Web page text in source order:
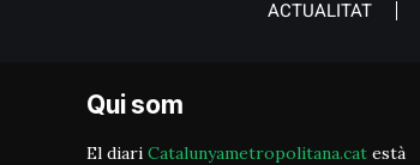
ACTUALITAT
Qui som
El diari Catalunyametropolitana.cat està